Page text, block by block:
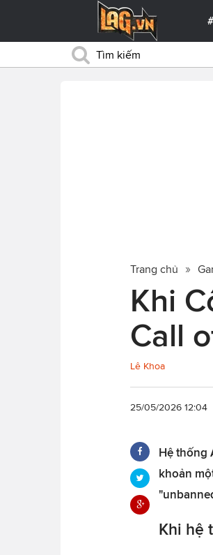
Trang chủ
Khi
Call
Lê Khoa
25/05/2026 12:04
Hệ thống
khoản
Khi hệ